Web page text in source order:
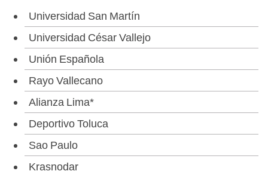
Universidad San Martín
Universidad César Vallejo
Unión Española
Rayo Vallecano
Alianza Lima*
Deportivo Toluca
Sao Paulo
Krasnodar